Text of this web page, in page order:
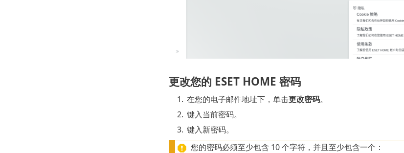
更改您的 ESET HOME 密码
1. 在您的电子邮件地址下，单击更改密码。
2. 键入当前密码。
3. 键入新密码。
您的密码必须至少包含 10 个字符，并且至少包含一个：